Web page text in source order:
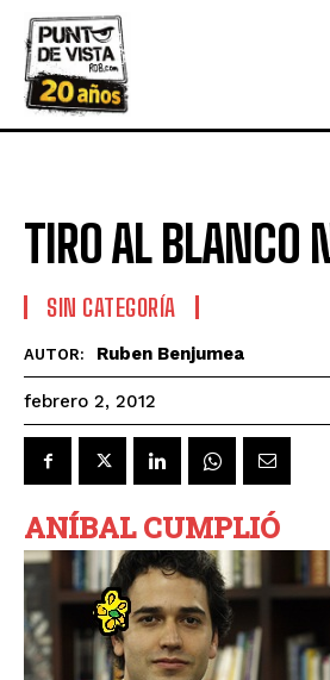
TIRO AL BLANCO
SIN CATEGORÍA
AUTOR: Ruben Benjumea
febrero 2, 2012
ANÍBAL CUMPLIÓ